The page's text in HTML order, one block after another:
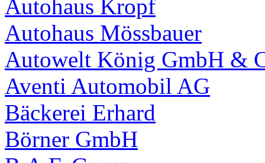
Autohaus Kropf
Autohaus Mössbauer
Autowelt König GmbH &
Aventi Automobil AG
Bäckerei Erhard
Börner GmbH